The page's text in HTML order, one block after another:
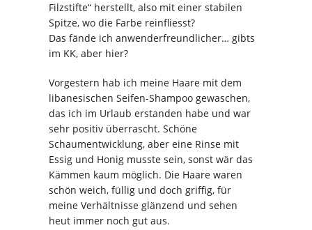
Filzstifte“ herstellt, also mit einer stabilen
Spitze, wo die Farbe reinfliesst?
Das fände ich anwenderfreundlicher… gibts
im KK, aber hier?
Vorgestern hab ich meine Haare mit dem
libanesischen Seifen-Shampoo gewaschen,
das ich im Urlaub erstanden habe und war
sehr positiv überrascht. Schöne
Schaumentwicklung, aber eine Rinse mit
Essig und Honig musste sein, sonst wär das
Kämmen kaum möglich. Die Haare waren
schön weich, füllig und doch griffig, für
meine Verhältnisse glänzend und sehen
heut immer noch gut aus.